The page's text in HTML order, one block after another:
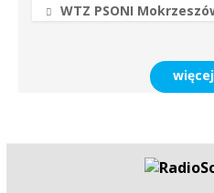
WTZ PSONI
więcej